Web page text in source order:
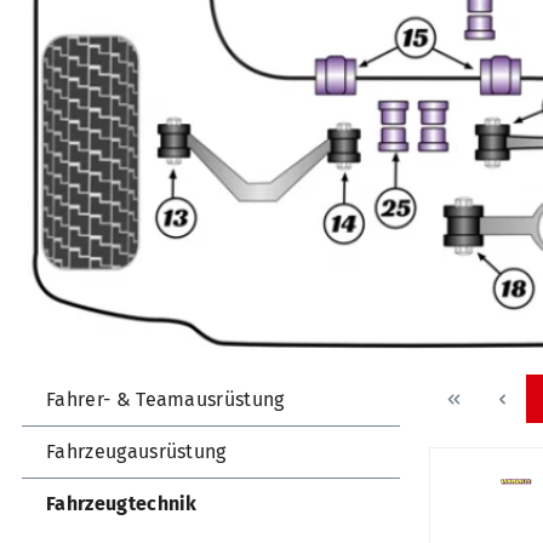
Fahrer- & Teamausrüstung
Fahrzeugausrüstung
Fahrzeugtechnik